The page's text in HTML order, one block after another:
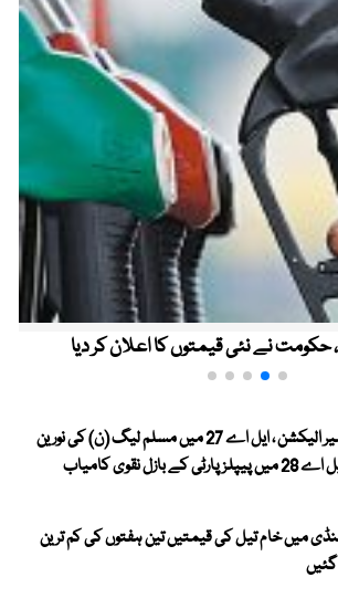
حکومت نے نئی قیمتوں کا اعلان کر دیا
آزاد کشمیر الیکشن ، ایل اے 27 میں مسلم لیگ (ن) کی نورین
کے بازل نقوی کامیاب
میں خام تیل کی قیمتیں تین ہفتوں کی کم ترین